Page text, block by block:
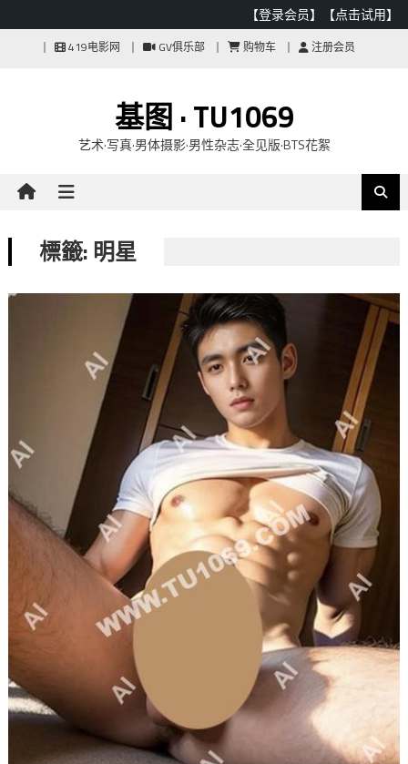
【登录会员】 【点击试用】
419电影网 GV俱乐部 购物车 注册会员
基图 · TU1069
艺术·写真·男体摄影·男性杂志·全见版·BTS花絮
標籤: 明星